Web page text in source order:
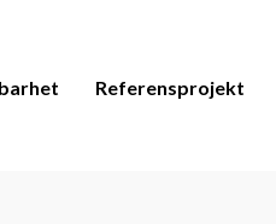
Referensprojekt